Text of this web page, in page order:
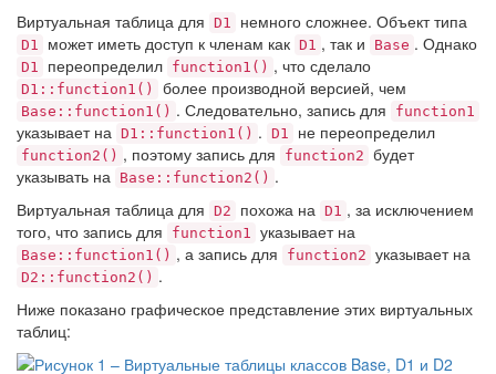
Виртуальная таблица для D1 немного сложнее. Объект типа
D1 может иметь доступ к членам как D1 , так и Base . Однако
D1 переопределил function1() , что сделало
D1::function1() более производной версией, чем
Base::function1() . Следовательно, запись для function1
указывает на D1::function1() . D1 не переопределил
function2() , поэтому запись для function2 будет
указывать на Base::function2() .
Виртуальная таблица для D2 похожа на D1 , за исключением
того, что запись для
function1 указывает на
Base::function1() , а запись для function2 указывает на
D2::function2() .
Ниже показано графическое представление этих виртуальных
таблиц: